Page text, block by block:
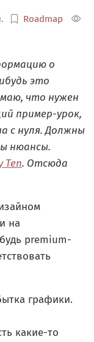
Roadmap
о
это
что нужен
пример-урок,
с нуля. Должны
нюансы.
Ten. Отсюда
на
premium-
графики.
какие-то